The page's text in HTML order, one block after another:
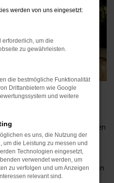
„Werkstatt des Vertrauens“
Dank an das komplette
und Danke an unsere Kunden
Freunden, Gönnern
Weihnachtszeit und einen
werden von uns eingesetzt:
erforderlich, um die
zu gewährleisten.
die bestmögliche Funktionalität
Drittanbietern wie Google
und weitere
es uns, die Nutzung der
um die Leistung zu messen und
Technologien eingesetzt,
verwendet werden, um
zu verfolgen und um Anzeigen
relevant sind.